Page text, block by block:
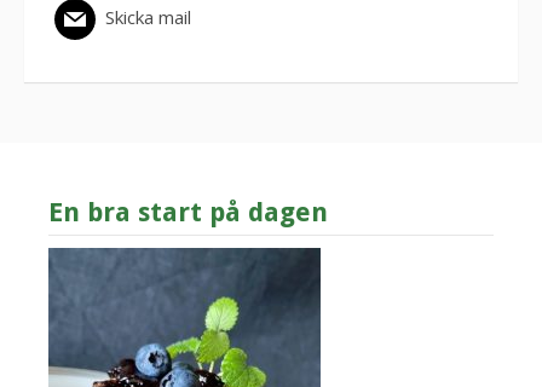
Skicka mail
En bra start på dagen